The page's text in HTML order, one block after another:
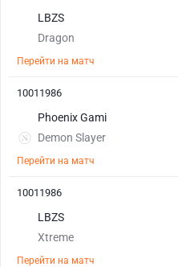
LBZS
Dragon
Перейти на матч
Phoenix Gami
Demon Slayer
Перейти на матч
10011986
LBZS
Xtreme
Перейти на матч
10011986